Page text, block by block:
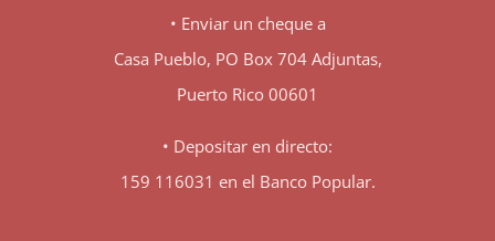
• Enviar un cheque a
Casa Pueblo, PO Box 704 Adjuntas,
Puerto Rico 00601
• Depositar en directo:
159 116031 en el Banco Popular.